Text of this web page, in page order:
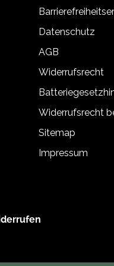
Datenschutz
AGB
Widerrufsrecht
Widerrufsrecht
Sitemap
Impressum